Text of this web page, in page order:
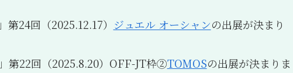
」第24回（2025.12.17） ジュエル オーシャンの出展が決まり
」第22回（2025.8.20）OFF-JT枠②TOMOSの出展が決まりま